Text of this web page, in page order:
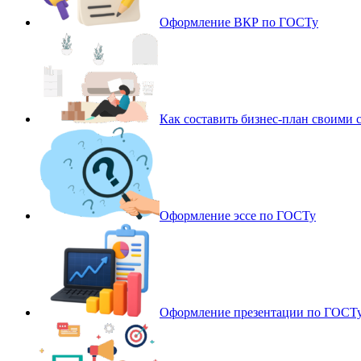
Оформление ВКР по ГОСТу
Как составить бизнес-план своими
Оформление эссе по ГОСТу
Оформление презентации по